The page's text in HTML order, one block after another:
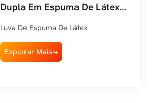
Dupla Em Espuma De Látex
Snell 3/4
Luva De Espuma De Látex
Explorar Mais